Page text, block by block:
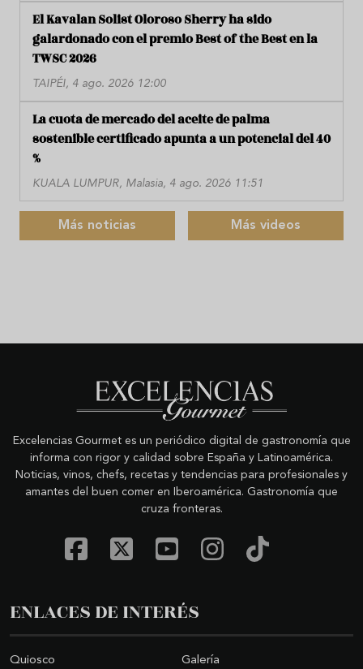
El Kavalan Solist Oloroso Sherry ha sido
galardonado con el premio Best of the Best en la
TWSC 2026
TAIPÉI, 4 ago. 2026 12:00
La cuota de mercado del aceite de palma
sostenible certificado apunta a un potencial del 40
%
KUALA LUMPUR, Malasia, 4 ago. 2026 11:51
Más noticias Más videos
Excelencias Gourmet es un periódico digital de gastronomía que
informa con rigor y calidad sobre España y Latinoamérica.
Noticias, vinos, chefs, recetas y tendencias para profesionales y
amantes del buen comer en Iberoamérica. Gastronomía que
cruza fronteras.
ENLACES DE INTERÉS
Quiosco Galería